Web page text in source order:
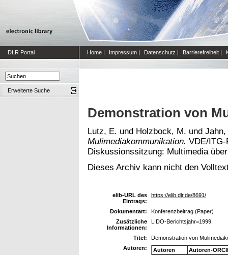
DLR Portal Home | Impressum | Datenschutz | Barrierefreiheit |
Erweiterte Suche
Demonstration von
Lutz, E. und Holzbock, M. und Jahn,
Mulimediakommunikation. VDE/
Diskussionssitzung: Multimedia
Dieses Archiv kann nicht den
elib-URL des
Eintrags:
https://elib.dlr.de/8691/
Dokumentart:
Konferenzbeitrag (Paper)
Zusätzliche
Informationen:
LIDO-Berichtsjahr=1999,
Titel:
Demonstration von
Autoren:
Autoren
Autoren-